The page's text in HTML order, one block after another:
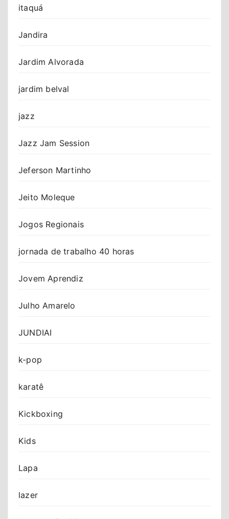
itaquá
Jandira
Jardim Alvorada
jardim belval
jazz
Jazz Jam Session
Jeferson Martinho
Jeito Moleque
Jogos Regionais
jornada de trabalho 40 horas
Jovem Aprendiz
Julho Amarelo
JUNDIAI
k-pop
karatê
Kickboxing
Kids
Lapa
lazer